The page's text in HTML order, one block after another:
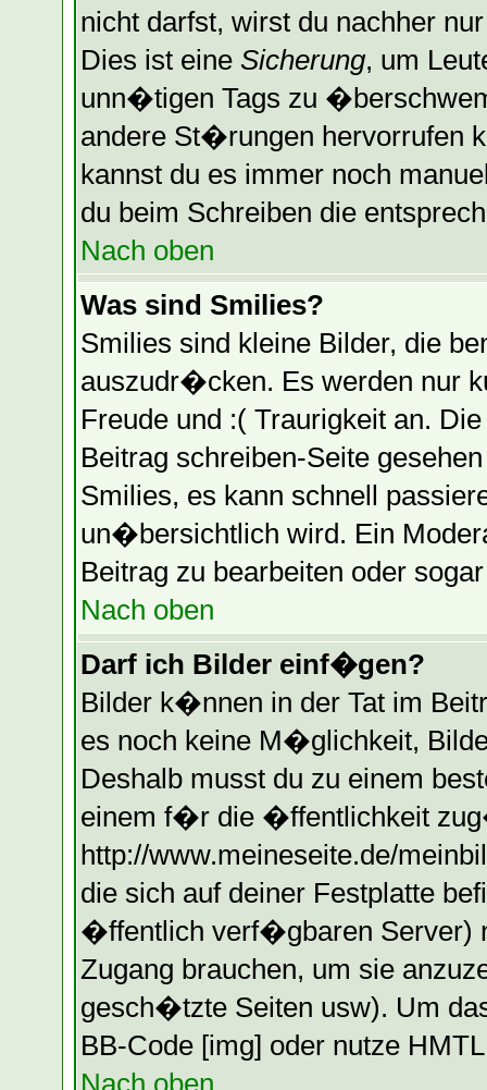
nicht darfst, wirst du nachher
Dies ist eine Sicherung, um
unn�tigen Tags zu
andere St�rungen hervorrufen
kannst du es immer noch
du beim Schreiben die
Nach oben
Was sind Smilies?
Smilies sind kleine Bilder, die
auszudr�cken. Es werden nur
Freude und :( Traurigkeit an.
Beitrag schreiben-Seite
Smilies, es kann schnell
un�bersichtlich wird. Ein
Beitrag zu bearbeiten oder
Nach oben
Darf ich Bilder einf�gen?
Bilder k�nnen in der Tat im
es noch keine M�glichkeit,
Deshalb musst du zu einem
einem f�r die �ffentlichkeit
http://www.meineseite.de/
die sich auf deiner Festplatte
�ffentlich verf�gbaren Server)
Zugang brauchen, um sie
gesch�tzte Seiten usw). Um
BB-Code [img] oder nutze
Nach oben